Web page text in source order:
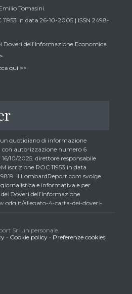
Tomasini.
in data 26-10-2005 | ISSN 2498-
Doveri dell’Informazione Economica
qui >>
quotidiano di informazione
autorizzazione numero 6
10/2025, direttore responsabile
iscrizione ROC 11953 in data
Il LombardReport.com svolge
e informativa e per
Doveri dell’Informazione
allegato-4-carta-dei-doveri-
collaboratori di LombardReport.com
non possono detenere i titoli
i collaboratori non giornalisti
allo 0,5% del capitale, gli
dei loro articoli creando così un
con i lettori stessi. L’accesso al
e la piena accettazione
Srl unipersonale.
- Cookie policy - Preferenze cookies